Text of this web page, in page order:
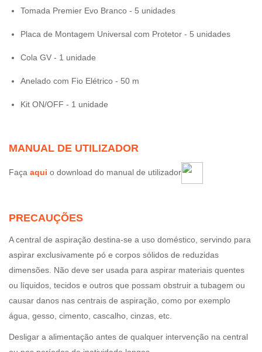
Tomada Premier Evo Branco - 5 unidades
Placa de Montagem Universal com Protetor - 5 unidades
Cola GV - 1 unidade
Anelado com Fio Elétrico - 50 m
Kit ON/OFF - 1 unidade
MANUAL DE UTILIZADOR
Faça aqui o download do manual de utilizador
PRECAUÇÕES
A central de aspiração destina-se a uso doméstico, servindo para
aspirar exclusivamente pó e corpos sólidos de reduzidas
dimensões. Não deve ser usada para aspirar materiais quentes
ou líquidos, tecidos e outros que possam obstruir a tubagem ou
causar danos nas centrais de aspiração, como por exemplo
água, gesso, cimento, cascalho, cinzas, etc.
Desligar a alimentação antes de qualquer intervenção na central